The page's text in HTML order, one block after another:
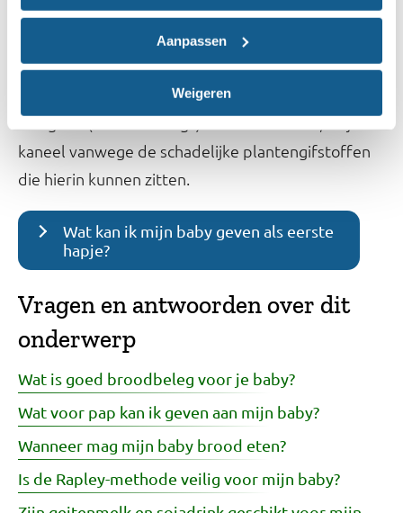
Aanpassen
Weigeren
anijsthee. In deze soorten kruidenthee kunnen
zitten die niet goed voor ze zijn.
In borstvoedingsthee zit vaak ook venkel of anijs en
soms ook kaneel. Drink als je borstvoeding geeft
ook geen (borstvoedings)thee met venkel, anijs of
kaneel vanwege de schadelijke plantengifstoffen
die hierin kunnen zitten.
Wat kan ik mijn baby geven als eerste
hapje?
Vragen en antwoorden over dit
onderwerp
Wat is goed broodbeleg voor je baby?
Wat voor pap kan ik geven aan mijn baby?
Wanneer mag mijn baby brood eten?
Is de Rapley-methode veilig voor mijn baby?